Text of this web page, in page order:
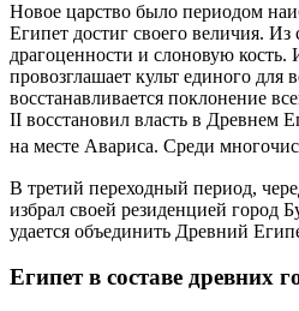
Новое царство было периодом
Египет достиг своего величия.
драгоценности и слоновую кость.
провозглашает культ единого для
восстанавливается поклонение
II восстановил власть в Древнем
на месте Авариса. Среди
В третий переходный период,
избрал своей резиденцией город
удается объединить Древний
Египет в составе древних